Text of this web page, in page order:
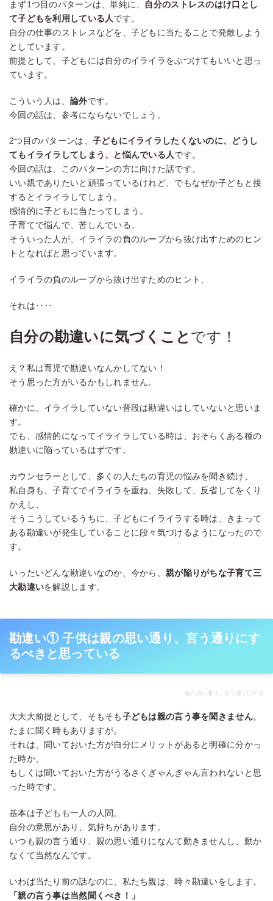
まず1つ目のパターンは、単純に、 自分のストレスのはけ口とし
て子どもを利用している人です。
自分の仕事のストレスなどを、子どもに当たることで発散しよう
としています。
前提として、子どもには自分のイライラをぶつけてもいいと思っ
ています。
こういう人は、 論外です。
今回の話は、参考にならないでしょう。
2つ目のパターンは、 子どもにイライラしたくないのに、どうし
てもイライラしてしまう、と悩んでいる人です。
今回の話は、このパターンの方に向けた話です。
いい親でありたいと頑張っているけれど、でもなぜか子どもと接
するとイライラしてしまう。
感情的に子どもに当たってしまう。
子育てで悩んで、苦しんでいる。
そういった人が、イライラの負のループから抜け出すためのヒン
トとなればと思っています。
イライラの負のループから抜け出すためのヒント、
それは‥‥
自分の勘違いに気づくこと です！
え？私は育児で勘違いなんかしてない！
そう思った方がいるかもしれません。
確かに、イライラしていない普段は勘違いはしていないと思いま
す。
でも、感情的になってイライラしている時は、おそらくある種の
勘違いに陥っているはずです。
カウンセラーとして、多くの人たちの育児の悩みを聞き続け、
私自身も、子育てでイライラを重ね、失敗して、反省してをくり
かえし、
そうこうしているうちに、子どもにイライラする時は、きまって
ある勘違いが発生していることに段々気づけるようになったので
す。
いったいどんな勘違いなのか、今から、親が陥りがちな子育て三
大勘違いを解説します。
勘違い① 子供は親の思い通り、言う通りにす
るべきと思っている
親の思い通り、言う通りにする
大大大前提として、そもそも子どもは親の言う事を聞きません。
たまに聞く時もありますが。
それは、聞いておいた方が自分にメリットがあると明確に分かっ
た時か、
もしくは聞いておいた方がうるさくぎゃんぎゃん言われないと思
った時です。
基本は子どもも一人の人間。
自分の意思があり、気持ちがあります。
いつも親の言う通り、親の思い通りになんて動きませんし、動か
なくて当然なんです。
いわば当たり前の話なのに、私たち親は、時々勘違いをします。
「親の言う事は当然聞くべき！」